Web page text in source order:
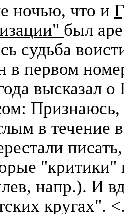
ночью, что и
был
судьба
в первом
высказал
Признаюсь,
в течение
"критики"
напр.). И
кругах".